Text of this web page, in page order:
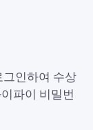
인하여 수상
파이 비밀번